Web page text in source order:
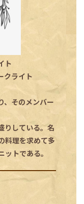
ト
クライト
、そのメンバー
りしている。名
料理を求めて多
トである。